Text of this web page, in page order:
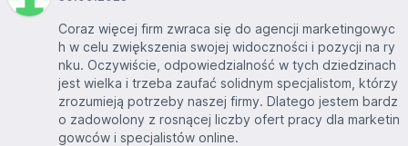
Coraz więcej firm zwraca się do agencji marketingowyc
h w celu zwiększenia swojej widoczności i pozycji na ry
nku. Oczywiście, odpowiedzialność w tych dziedzinach
jest wielka i trzeba zaufać solidnym specjalistom, którzy
zrozumieją potrzeby naszej firmy. Dlatego jestem bardz
o zadowolony z rosnącej liczby ofert pracy dla marketin
gowców i specjalistów online.